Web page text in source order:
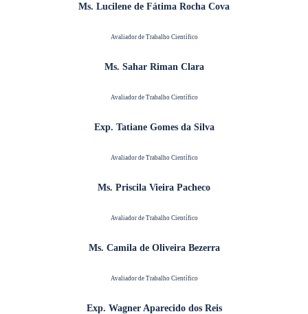
Ms. Lucilene de Fátima Rocha Cova
Avaliador de Trabalho Científico
Ms. Sahar Riman Clara
Avaliador de Trabalho Científico
Exp. Tatiane Gomes da Silva
Avaliador de Trabalho Científico
Ms. Priscila Vieira Pacheco
Avaliador de Trabalho Científico
Ms. Camila de Oliveira Bezerra
Avaliador de Trabalho Científico
Exp. Wagner Aparecido dos Reis